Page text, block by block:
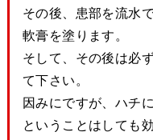
その後、患部を流水
軟膏を塗ります。
そして、その後は必
て下さい。
因みにですが、ハチ
ということはしても